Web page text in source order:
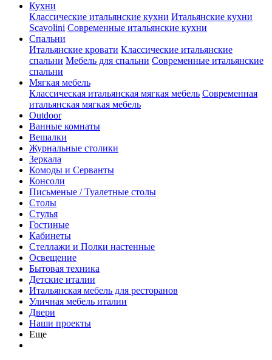
Кухни
Классические итальянские кухни Итальянские кухни
Scavolini Современные итальянские кухни
Спальни
Итальянские кровати Классические итальянские
спальни Мебель для спальни Современные итальянские
спальни
Мягкая мебель
Классическая итальянская мягкая мебель Современная
итальянская мягкая мебель
Outdoor
Ванные комнаты
Вешалки
Журнальные столики
Зеркала
Комоды и Серванты
Консоли
Письменые / Туалетные столы
Столы
Стулья
Гостиные
Кабинеты
Стеллажи и Полки настенные
Освещение
Бытовая техника
Детские италии
Итальянская мебель для ресторанов
Уличная мебель италии
Двери
Наши проекты
Еще